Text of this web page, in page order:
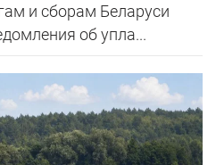
и сборам Беларуси
об упла...